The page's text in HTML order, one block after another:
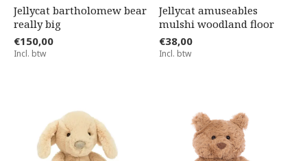
Jellycat bartholomew bear
really big
€150,00
Incl. btw
Jellycat amuseables
mulshi woodland floor
€38,00
Incl. btw